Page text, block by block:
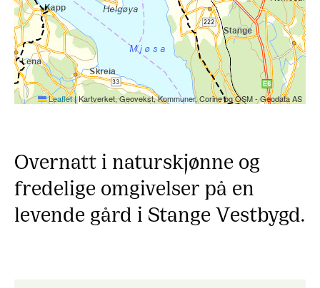
Leaflet|Kartverket, Geovekst, Kommuner, Corine og OSM - Geodata AS
Overnatt i naturskjønne og
fredelige omgivelser på en
levende gård i Stange Vestbygd.